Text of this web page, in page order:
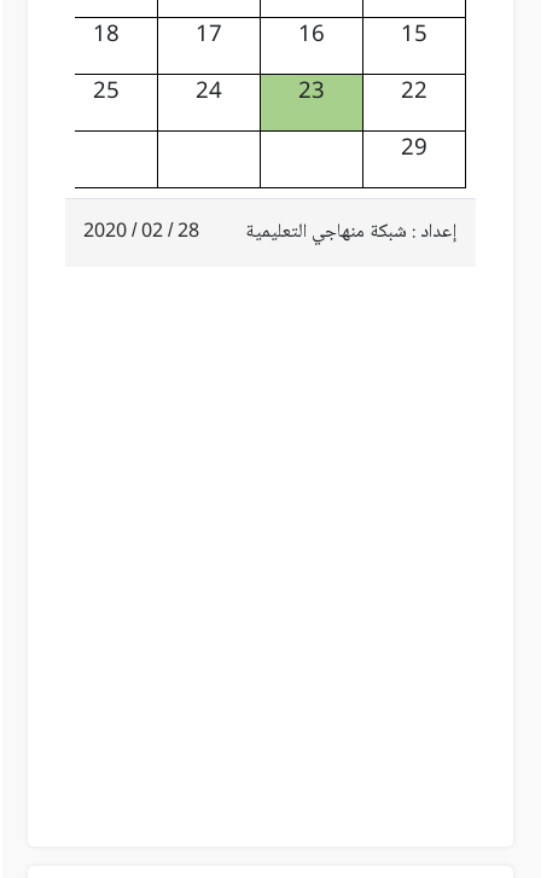
15
16
17
18
22
23
24
25
29
إعداد : شبكة منهاجي التعليمية 28 / 02 / 2020